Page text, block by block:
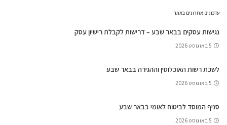
עדכונים אחרונים באתר
נגישות עסקים בבאר שבע – דרישות לקבלת רישיון עסק
5 באוגוסט 2026
לשכת רשות האוכלוסין וההגירה בבאר שבע
5 באוגוסט 2026
סניף המוסד לביטוח לאומי בבאר שבע
5 באוגוסט 2026